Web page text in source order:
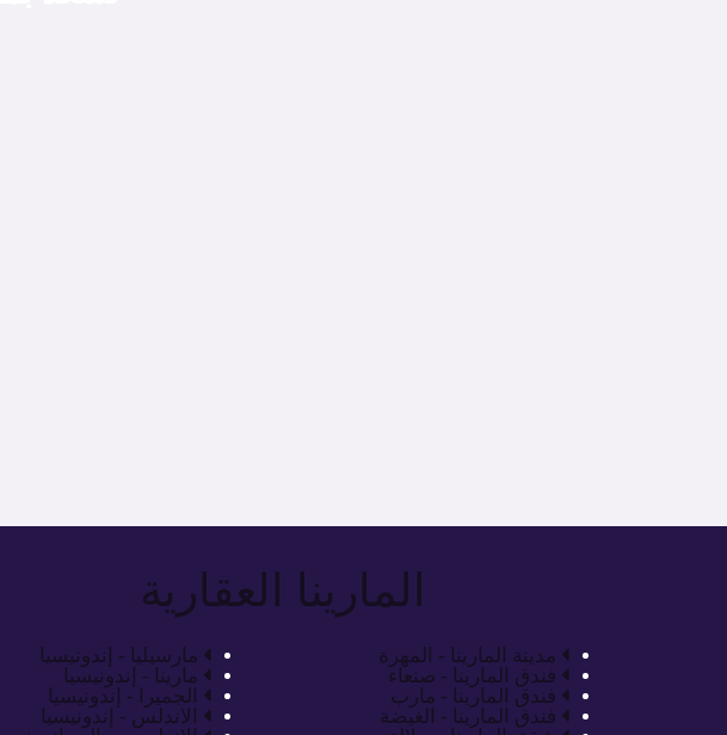
المارينا العقارية
مدينة المارينا - المهرة
فندق المارينا - صنعاء
فندق المارينا - مارب
فندق المارينا - الغيضة
مارسيليا - إندونيسيا
مارينا - إندونيسيا
الجميرا - إندونيسيا
الاندلس - إندونيسيا